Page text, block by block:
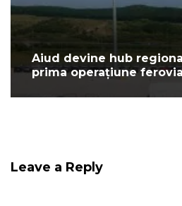
Aiud devine hub
prima operațiune
Leave a Reply